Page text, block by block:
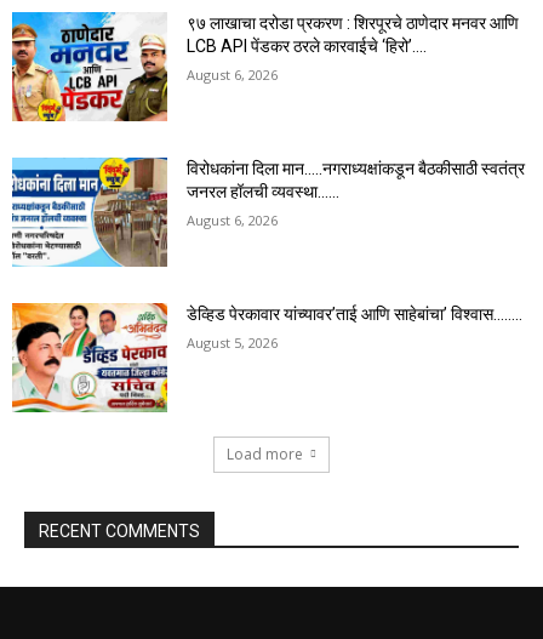
९७ लाखाचा दरोडा प्रकरण : शिरपूरचे ठाणेदार मनवर आणि
LCB API पेंडकर ठरले कारवाईचे ‘हिरो’….
August 6, 2026
विरोधकांना दिला मान…..नगराध्यक्षांकडून बैठकीसाठी स्वतंत्र
जनरल हॉलची व्यवस्था……
August 6, 2026
डेव्हिड पेरकावार यांच्यावर’ताई आणि साहेबांचा’ विश्वास……..
August 5, 2026
Load more
RECENT COMMENTS